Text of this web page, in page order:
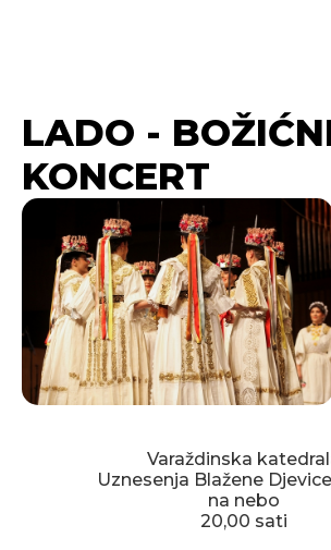
LADO -
KONCERT
Varaždinska
Uznesenja Blažene
na nebo
20,00 sati